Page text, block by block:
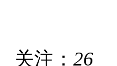
关注： 26